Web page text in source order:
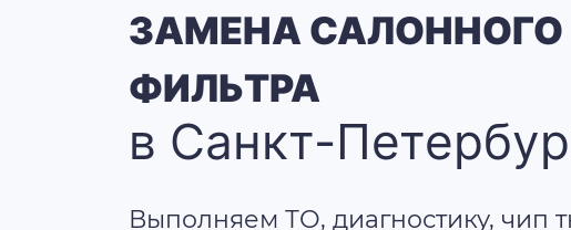
ЗАМЕНА САЛОННОГО
ФИЛЬТРА
в Санкт-
Выполняем ТО, диагностику, чип